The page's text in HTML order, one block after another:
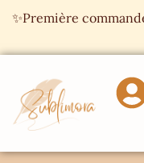
✨Première
Panneau de gestion